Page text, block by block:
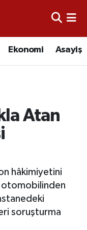
Ekonomi Asayiş
Atan
hâkimiyetini
otomobilinden
soruşturma
Durumu ve Fikstür